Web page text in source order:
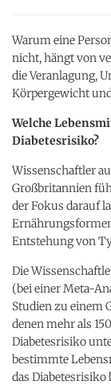
Warum eine
nicht, hängt von
die Veranlagung,
Körpergewicht
Welche
Diabetesrisiko?
Wissenschaftler
Großbritannien
der Fokus darauf
Entstehung von
Die
(bei einer Meta-
Studien zu einem
denen mehr als
Diabetesrisiko
bestimmte
das Diabetesrisiko